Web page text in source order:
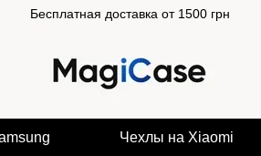
Бесплатная доставка от 1500 грн
Чехлы на Xiaomi